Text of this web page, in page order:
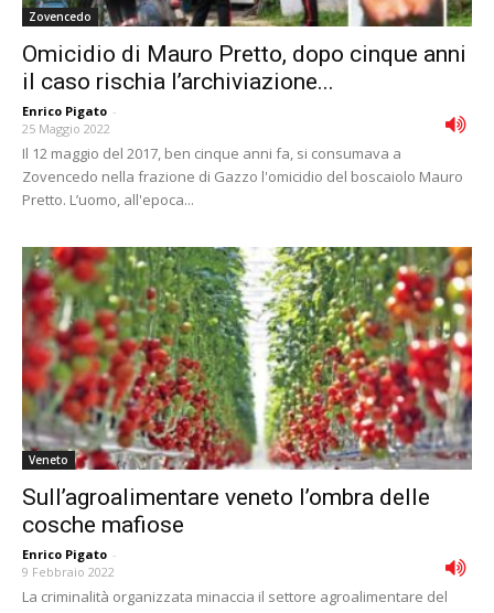
Zovencedo
Omicidio di Mauro Pretto, dopo cinque anni
il caso rischia l’archiviazione...
Enrico Pigato -
25 Maggio 2022
Il 12 maggio del 2017, ben cinque anni fa, si consumava a
Zovencedo nella frazione di Gazzo l'omicidio del boscaiolo Mauro
Pretto. L’uomo, all'epoca...
Veneto
Sull’agroalimentare veneto l’ombra delle
cosche mafiose
Enrico Pigato -
9 Febbraio 2022
La criminalità organizzata minaccia il settore agroalimentare del